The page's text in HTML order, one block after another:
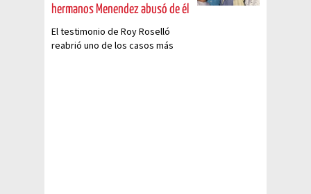
hermanos Menendez abusó de él
El testimonio de Roy Roselló
reabrió uno de los casos más